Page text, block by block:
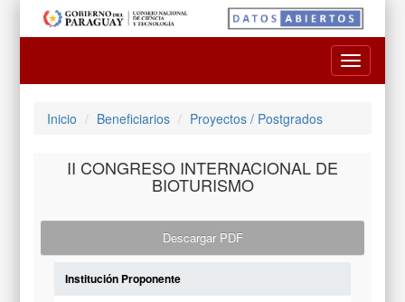
Toggle
Inicio Beneficiarios Proyectos / Postgrados
II CONGRESO INTERNACIONAL DE
BIOTURISMO
Descargar PDF
Institución Proponente